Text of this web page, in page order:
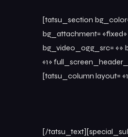
[tatsu_section
bg_attachment=
bg_video_ogg_src= «»
«1»
[tatsu_column layout=
[/